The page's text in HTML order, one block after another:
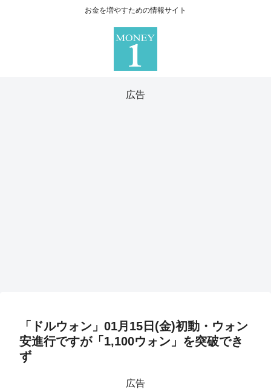
お金を増やすための情報サイト
広告
「ドルウォン」01月15日(金)初動・ウォン
安進行ですが「1,100ウォン」を突破でき
ず
広告